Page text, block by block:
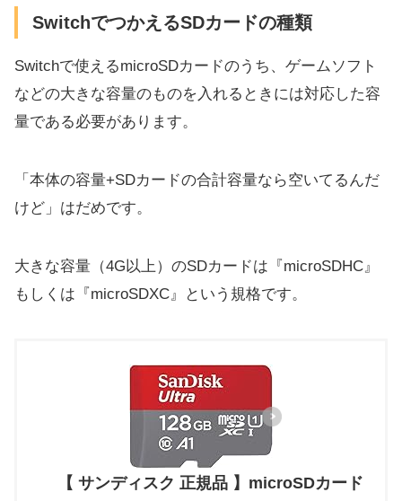
SwitchでつかえるSDカードの種類
Switchで使えるmicroSDカードのうち、ゲームソフト
などの大きな容量のものを入れるときには対応した容
量である必要があります。
「本体の容量+SDカードの合計容量なら空いてるんだ
けど」はだめです。
大きな容量（4G以上）のSDカードは『microSDHC』
もしくは『microSDXC』という規格です。
【 サンディスク 正規品 】microSDカード